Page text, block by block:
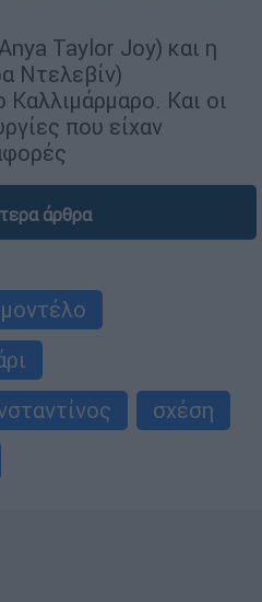
Taylor Joy) και η
Ντελεβίν)
Και οι
που είχαν
άρθρα
μοντέλο
σχέση